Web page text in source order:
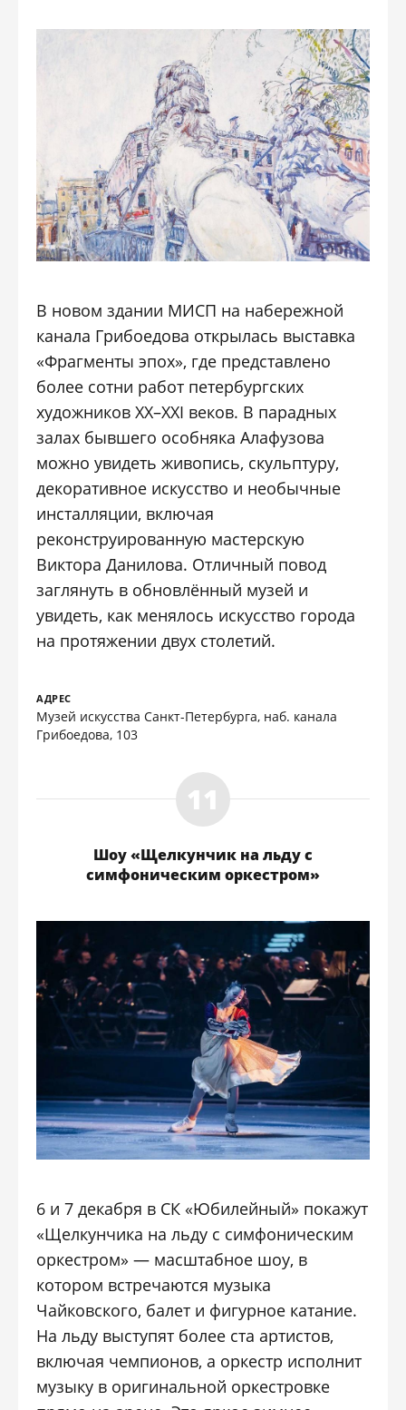
В новом здании МИСП на набережной
канала Грибоедова открылась выставка
«Фрагменты эпох», где представлено
более сотни работ петербургских
художников ХХ–ХХI веков. В парадных
залах бывшего особняка Алафузова
можно увидеть живопись, скульптуру,
декоративное искусство и необычные
инсталляции, включая
реконструированную мастерскую
Виктора Данилова. Отличный повод
заглянуть в обновлённый музей и
увидеть, как менялось искусство города
на протяжении двух столетий.
АДРЕС
Музей искусства Санкт-Петербурга, наб. канала
Грибоедова, 103
Шоу «Щелкунчик на льду с
симфоническим оркестром»
6 и 7 декабря в СК «Юбилейный» покажут
«Щелкунчика на льду с симфоническим
оркестром» — масштабное шоу, в
котором встречаются музыка
Чайковского, балет и фигурное катание.
На льду выступят более ста артистов,
включая чемпионов, а оркестр исполнит
музыку в оригинальной оркестровке